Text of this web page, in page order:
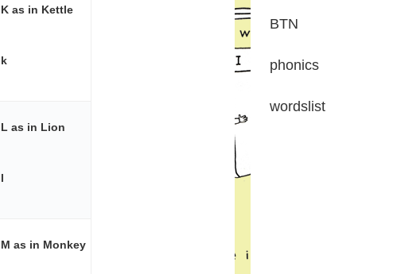
K as in Kettle
k
L as in Lion
l
M as in Monkey
BTN
phonics
wordslist